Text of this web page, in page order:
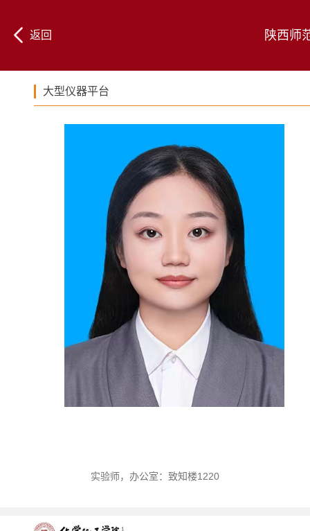
陕西师
返回
大型仪器平台
实验师，办公室：致知楼1220